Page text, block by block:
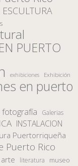
ESCULTURA
PUERTO
exhibiciones Exhibición
en puerto
fotografía Galerias
INSTALACION
Puertorriqueña
Puerto Rico
arte literatura museo